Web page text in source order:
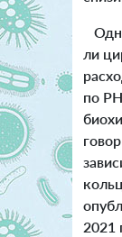
ли
по
2021